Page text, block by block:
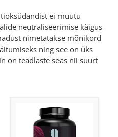
ei muutu
neutraliseerimise käigus
nimetatakse mõnikord
ning see on üks
on teadlaste seas nii suurt